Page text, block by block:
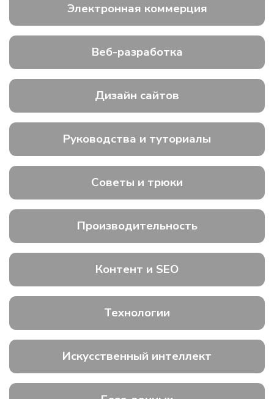
Электронная коммерция
Веб-разработка
Дизайн сайтов
Руководства и туториалы
Советы и трюки
Производительность
Контент и SEO
Технологии
Искусственный интеллект